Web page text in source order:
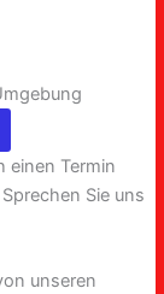
einen Termin
Sie uns
unseren